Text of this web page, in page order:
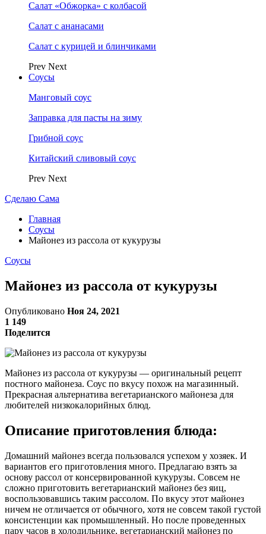
Салат «Обжорка» с колбасой
Салат с ананасами
Салат с курицей и блинчиками
Prev Next
Соусы
Манговый соус
Заправка для пасты на зиму
Грибной соус
Китайский сливовый соус
Prev Next
Сделаю Сама
Главная
Соусы
Майонез из рассола от кукурузы
Соусы
Майонез из рассола от кукурузы
Опубликовано Ноя 24, 2021
1 149
Поделится
Майонез из рассола от кукурузы — оригинальный рецепт
постного майонеза. Соус по вкусу похож на магазинный.
Прекрасная альтернатива вегетарианского майонеза для
любителей низкокалорийных блюд.
Описание приготовления блюда:
Домашний майонез всегда пользовался успехом у хозяек. И
вариантов его приготовления много. Предлагаю взять за
основу рассол от консервированной кукурузы. Совсем не
сложно приготовить вегетарианский майонез без яиц,
воспользовавшись таким рассолом. По вкусу этот майонез
ничем не отличается от обычного, хотя не совсем такой густой
консистенции как промышленный. Но после проведенных
пару часов в холодильнике, вегетарианский майонез по